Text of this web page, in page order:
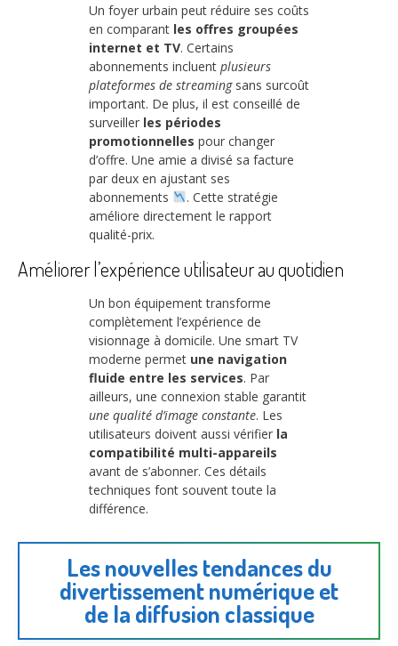
Un foyer urbain peut réduire ses coûts
en comparant les offres groupées
internet et TV. Certains
abonnements incluent plusieurs
plateformes de streamingsans surcoût
important. De plus, il est conseillé de
surveiller les périodes
promotionnelles pour changer
d’offre. Une amie a divisé sa facture
par deux en ajustant ses
abonnements
. Cette stratégie
améliore directement le rapport
qualité-prix.
Améliorer l’expérience utilisateur au quotidien
Un bon équipement transforme
complètement l’expérience de
visionnage à domicile. Une smart TV
moderne permet une navigation
fluide entre les services. Par
ailleurs, une connexion stable garantit
une qualité d’image constante. Les
utilisateurs doivent aussi vérifier la
compatibilité multi-appareils
avant de s’abonner. Ces détails
techniques font souvent toute la
différence.
Les nouvelles tendances du
divertissement numérique et
de la diffusion classique